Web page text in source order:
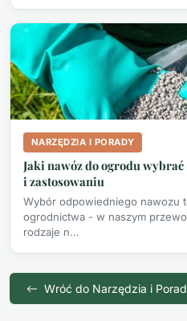
NARZĘDZIA I PORADY
Jaki nawóz do ogrodu
i zastosowaniu
Wybór odpowiedniego nawozu
ogrodnictwa - w naszym
rodzaje n…
Wróć do Narzędzia i